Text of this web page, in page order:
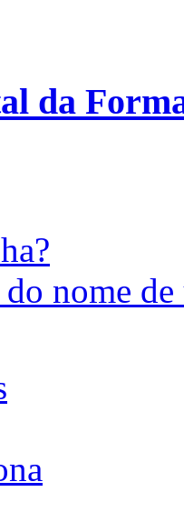
da
do nome